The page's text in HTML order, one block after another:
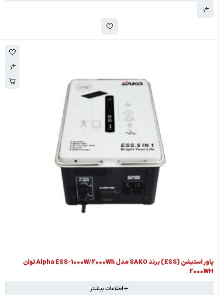
پاور استیشن (ESS) برند SAKO مدل Alpha ESS-1000W/2000Wh توان
2000WH
اطلاعات بیشتر